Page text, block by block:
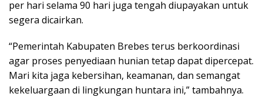
per hari selama 90 hari juga tengah diupayakan untuk
segera dicairkan.
“Pemerintah Kabupaten Brebes terus berkoordinasi
agar proses penyediaan hunian tetap dapat dipercepat.
Mari kita jaga kebersihan, keamanan, dan semangat
kekeluargaan di lingkungan huntara ini,” tambahnya.